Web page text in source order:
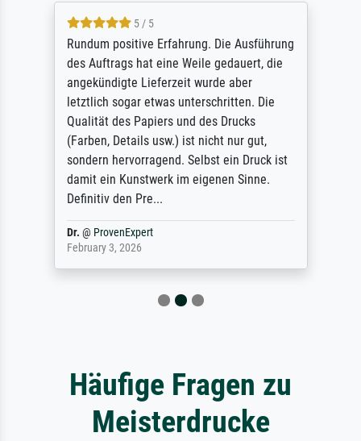
5 / 5
Rundum positive Erfahrung. Die Ausführung
des Auftrags hat eine Weile gedauert, die
angekündigte Lieferzeit wurde aber
letztlich sogar etwas unterschritten. Die
Qualität des Papiers und des Drucks
(Farben, Details usw.) ist nicht nur gut,
sondern hervorragend. Selbst ein Druck ist
damit ein Kunstwerk im eigenen Sinne.
Definitiv den Pre...
Dr. @ ProvenExpert
February 3, 2026
Häufige Fragen zu
Meisterdrucke